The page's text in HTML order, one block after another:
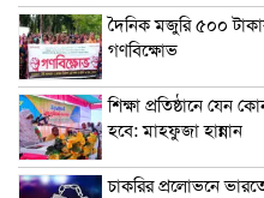
দৈনিক মজুরি ৫০০
গণবিক্ষোভ
শিক্ষা প্রতিষ্ঠানে যেন
হবে: মাহফুজা হান্নান
চাকরির প্রলোভনে